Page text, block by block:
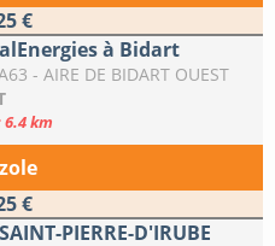
€
à Bidart
- AIRE DE BIDART OUEST
km
€
PIERRE-D'IRUBE